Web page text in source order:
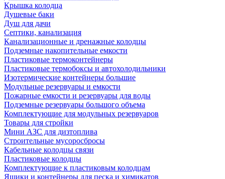
Крышка колодца
Душевые баки
Душ для дачи
Септики, канализация
Канализационные и дренажные колодцы
Подземные накопительные емкости
Пластиковые термоконтейнеры
Пластиковые термобоксы и автохолодильники
Изотермические контейнеры большие
Модульные резервуары и емкости
Пожарные емкости и резервуары для воды
Подземные резервуары большого объема
Комплектующие для модульных резервуаров
Товары для стройки
Мини АЗС для дизтоплива
Строительные мусоросбросы
Кабельные колодцы связи
Пластиковые колодцы
Комплектующие к пластиковым колодцам
Ящики и контейнеры для песка и химикатов